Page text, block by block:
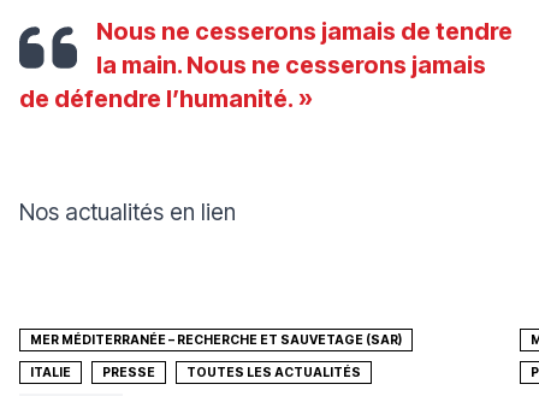
Nous ne cesserons jamais de tendre
la main. Nous ne cesserons jamais
de défendre l’humanité. »
Nos actualités en lien
MER MÉDITERRANÉE – RECHERCHE ET SAUVETAGE (SAR)
ITALIE PRESSE TOUTES LES ACTUALITÉS